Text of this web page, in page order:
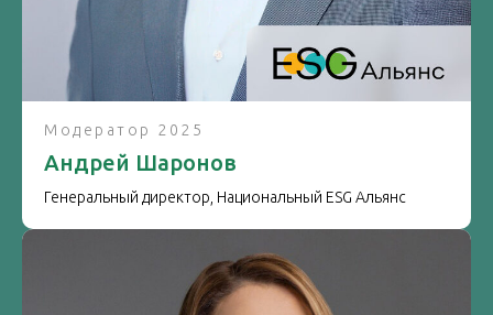
Модератор 2025
Андрей Шаронов
Генеральный директор, Национальный ESG Альянс